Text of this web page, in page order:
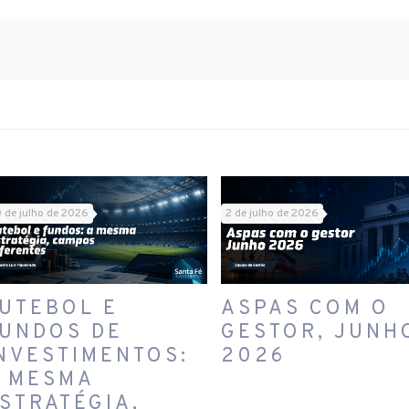
de julho de 2026
E
DE
MESMA
2 de julho de 2026
ASPAS COM O
GESTOR,
2026